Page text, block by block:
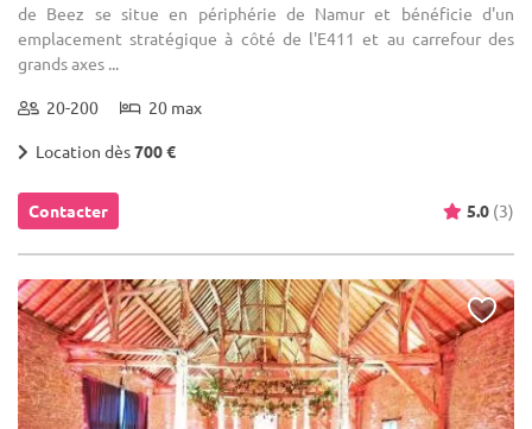
de Beez se situe en périphérie de Namur et bénéficie d'un
emplacement stratégique à côté de l'E411 et au carrefour des
grands axes ...
20-200 20 max
Location dès700 €
Contacter 5.0 (3)